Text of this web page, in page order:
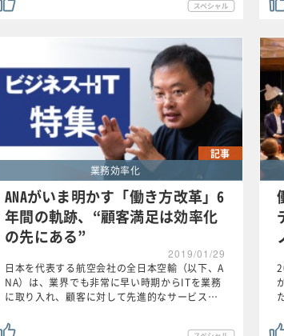
記事
業務効率化
ANAがいま明かす「働き方改革」6
年間の軌跡、“顧客満足は効率化
の先にある”
2019/01/29
日本を代表する航空会社の全日本空輸（以下、A
NA）は、業界でも非常に早い時期からITを業務
に取り入れ、顧客に対して先進的なサービス…